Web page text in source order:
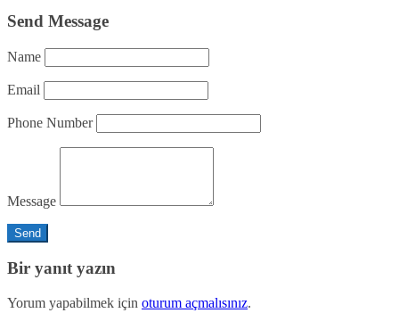
Send Message
Name
Email
Phone Number
Message
Bir yanıt yazın
Yorum yapabilmek için oturum açmalısınız.